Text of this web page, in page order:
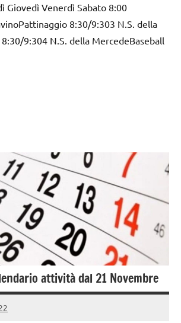
Giovedì Venerdì Sabato 8:00
8:30/9:303 N.S. della
9:304 N.S. della MercedeBaseball
attività dal 21 Novembre